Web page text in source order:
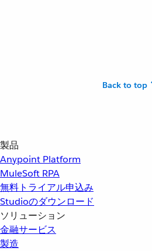
Back to top
製品
Anypoint Platform
MuleSoft RPA
無料トライアル申込み
Studioのダウンロード
ソリューション
金融サービス
製造